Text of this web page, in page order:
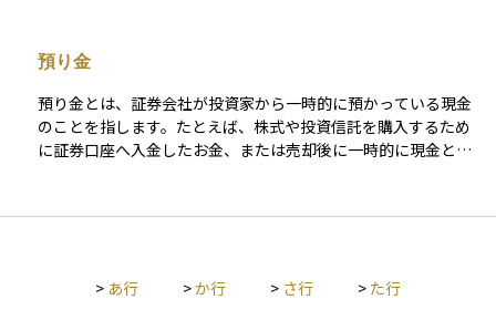
品を対象としています。投資家保護の観点から、虚偽表示や詐
欺的な勧誘を禁止し、投資家の知識や経験に応じた適切な商品
を提供することが義務付けられています。また、市場の透明性
を確保するため、金融機関や証券会社に対して取引情報の適切
な開示を求め、公正な市場運営を実現しています。さらに、未
理解し、適切な取引を行うことが求められます。
預り金
預り金とは、証券会社が投資家から一時的に預かっている現金
のことを指します。たとえば、株式や投資信託を購入するため
に証券口座へ入金したお金、または売却後に一時的に現金とし
る「分別管理」が義務づけられています。つまり、証券会社が
は、日本投資者保護基金によって、1人あたり最大1,000万円ま
> あ行 >か行 > さ行 > た行